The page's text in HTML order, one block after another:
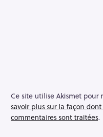
Ce site utilise Akismet pour
savoir plus sur la façon
commentaires sont traitées.